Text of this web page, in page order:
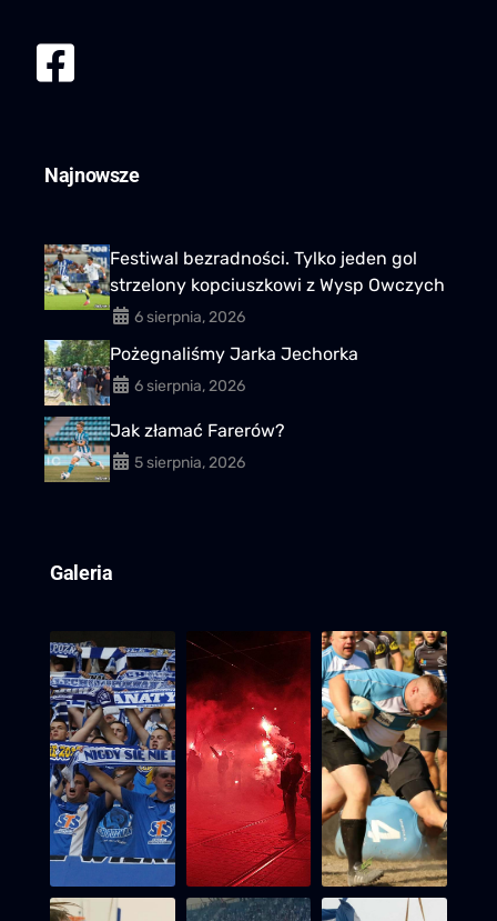
Najnowsze
Festiwal bezradności. Tylko jeden gol
strzelony kopciuszkowi z Wysp Owczych
6 sierpnia, 2026
Pożegnaliśmy Jarka Jechorka
6 sierpnia, 2026
Jak złamać Farerów?
5 sierpnia, 2026
Galeria